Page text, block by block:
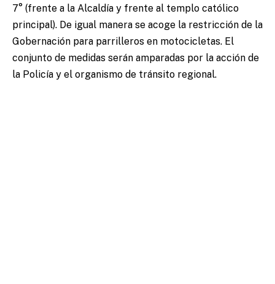
7° (frente a la Alcaldía y frente al templo católico
principal). De igual manera se acoge la restricción de la
Gobernación para parrilleros en motocicletas. El
conjunto de medidas serán amparadas por la acción de
la Policía y el organismo de tránsito regional.